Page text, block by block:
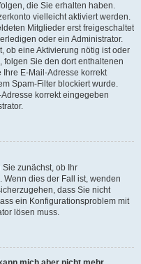
die Sie erhalten haben.
vielleicht aktiviert werden.
Mitglieder erst freigeschaltet
oder ein Administrator.
ob eine Aktivierung nötig ist oder
Sie den dort enthaltenen
E-Mail-Adresse korrekt
Spam-Filter blockiert wurde.
korrekt eingegeben
zunächst, ob Ihr
Wenn dies der Fall ist, wenden
dass Sie nicht
ein Konfigurationsproblem mit
lösen muss.